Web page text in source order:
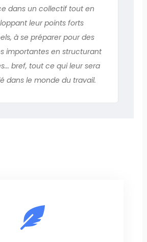
dans un collectif tout en
leur points forts
à se préparer pour des
importantes en structurant
bref, tout ce qui leur sera
dans le monde du travail.